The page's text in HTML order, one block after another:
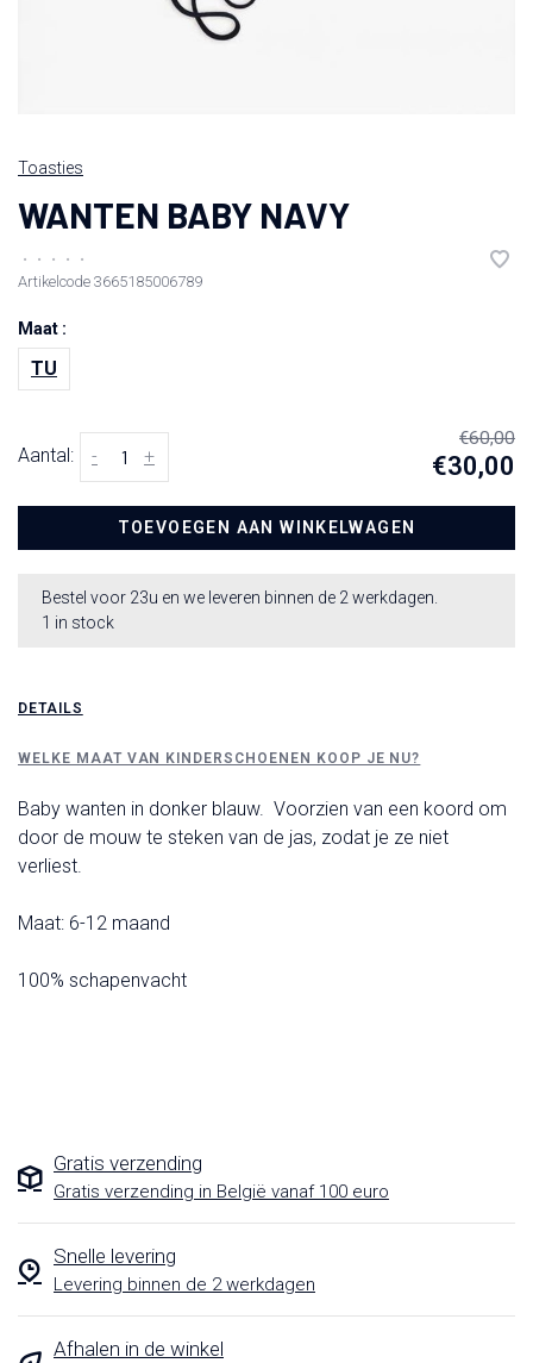
Toasties
WANTEN BABY NAVY
• • • •
•
Artikelcode 3665185006789
Maat :
TU
Aantal: +
-
€60,00
€30,00
TOEVOEGEN AAN WINKELWAGEN
Bestel voor 23u en we leveren binnen de 2 werkdagen.
1 in stock
DETAILS
WELKE MAAT VAN KINDERSCHOENEN KOOP JE NU?
Baby wanten in donker blauw. Voorzien van een koord om
door de mouw te steken van de jas, zodat je ze niet
verliest.
Maat: 6-12 maand
100% schapenvacht
Gratis verzending
Gratis verzending in België vanaf 100 euro
Snelle levering
Levering binnen de 2 werkdagen
Afhalen in de winkel